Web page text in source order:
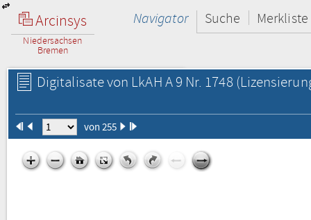
Arcinsys
Niedersachsen
Bremen
Navigator Suche Merkliste
Digitalisate von LkAH A 9 Nr. 1748
von 255